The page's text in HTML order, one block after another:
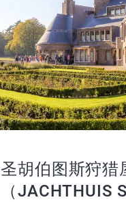
圣胡伯图斯狩猎
（JACHTHUIS